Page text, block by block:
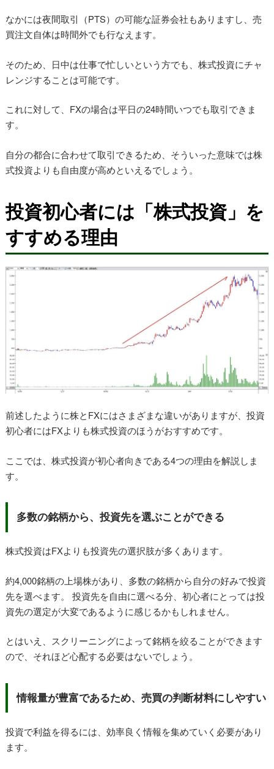
なかには夜間取引（PTS）の可能な証券会社もありますし、売
買注文自体は時間外でも行なえます。
そのため、日中は仕事で忙しいという方でも、株式投資にチャ
レンジすることは可能です。
これに対して、FXの場合は平日の24時間いつでも取引できま
す。
自分の都合に合わせて取引できるため、そういった意味では株
式投資よりも自由度が高めといえるでしょう。
投資初心者には「株式投資」を
すすめる理由
前述したように株とFXにはさまざまな違いがありますが、投資
初心者にはFXよりも株式投資のほうがおすすめです。
ここでは、株式投資が初心者向きである4つの理由を解説しま
す。
多数の銘柄から、投資先を選ぶことができる
株式投資はFXよりも投資先の選択肢が多くあります。
約4,000銘柄の上場株があり、多数の銘柄から自分の好みで投資
先を選べます。 投資先を自由に選べる分、初心者にとっては投
資先の選定が大変であるように感じるかもしれません。
とはいえ、スクリーニングによって銘柄を絞ることができます
ので、それほど心配する必要はないでしょう。
情報量が豊富であるため、売買の判断材料にしやすい
投資で利益を得るには、効率良く情報を集めていく必要があり
ます。